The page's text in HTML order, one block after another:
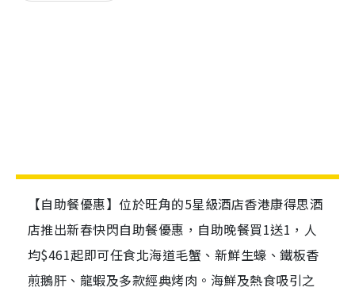
【自助餐優惠】位於旺角的5星級酒店香港康得思酒
店推出新春快閃自助餐優惠，自助晚餐買1送1，人
均$461起即可任食北海道毛蟹、新鮮生蠔、鐵板香
煎鵝肝、龍蝦及多款經典烤肉。海鮮及熱食吸引之